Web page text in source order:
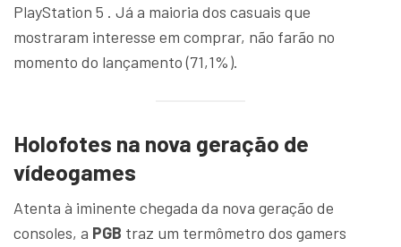
PlayStation 5 . Já a maioria dos casuais que
mostraram interesse em comprar, não farão no
momento do lançamento (71,1%).
Holofotes na nova geração de
vídeogames
Atenta à iminente chegada da nova geração de
consoles, a PGB traz um termômetro dos gamers